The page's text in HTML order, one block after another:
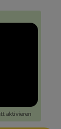
aktivieren